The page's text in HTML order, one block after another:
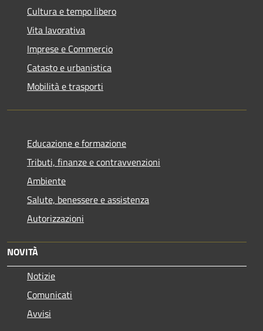
Cultura e tempo libero
Vita lavorativa
Imprese e Commercio
Catasto e urbanistica
Mobilità e trasporti
Educazione e formazione
Tributi, finanze e contravvenzioni
Ambiente
Salute, benessere e assistenza
Autorizzazioni
NOVITÀ
Notizie
Comunicati
Avvisi